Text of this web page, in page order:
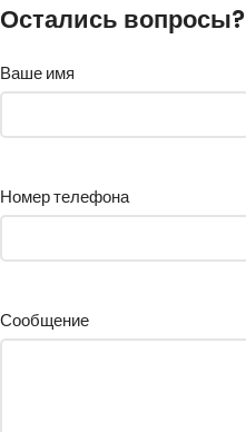
Остались вопросы?
Ваше имя
Номер телефона
Сообщение